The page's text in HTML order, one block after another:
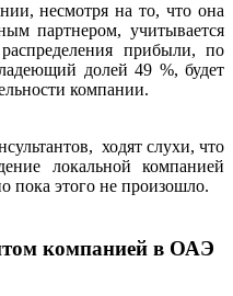
несмотря на то, что она
партнером, учитывается
прибыли, по
долей 49 %, будет
компании.
ходят слухи, что
локальной компанией
пока этого не произошло.
компанией в ОАЭ